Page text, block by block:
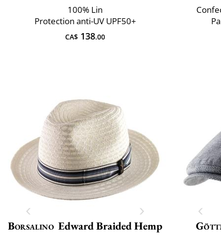
100% Lin
Protection anti-UV UPF50+
CA$ 138.00
Borsalino Edward Braided Hemp